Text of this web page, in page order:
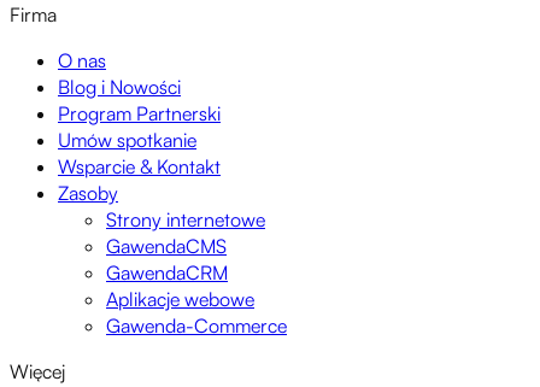
Firma
O nas
Blog i Nowości
Program Partnerski
Umów spotkanie
Wsparcie & Kontakt
Zasoby
Strony internetowe
GawendaCMS
GawendaCRM
Aplikacje webowe
Gawenda-Commerce
Więcej